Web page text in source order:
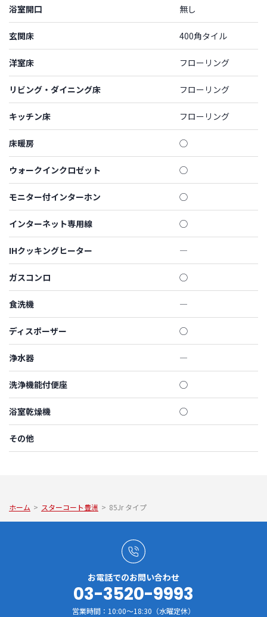
浴室開口 無し
玄関床 400角タイル
洋室床 フローリング
リビング・ダイニング床 フローリング
キッチン床 フローリング
床暖房 ◯
ウォークインクロゼット ◯
モニター付インターホン ◯
インターネット専用線 ◯
IHクッキングヒーター ―
ガスコンロ ◯
食洗機 ―
ディスポーザー ◯
浄水器 ―
洗浄機能付便座 ◯
浴室乾燥機 ◯
その他
ホーム > スターコート豊洲 > 85Jr タイプ
お電話でのお問い合わせ
03-3520-9993
営業時間：10:00～18:30（水曜定休）